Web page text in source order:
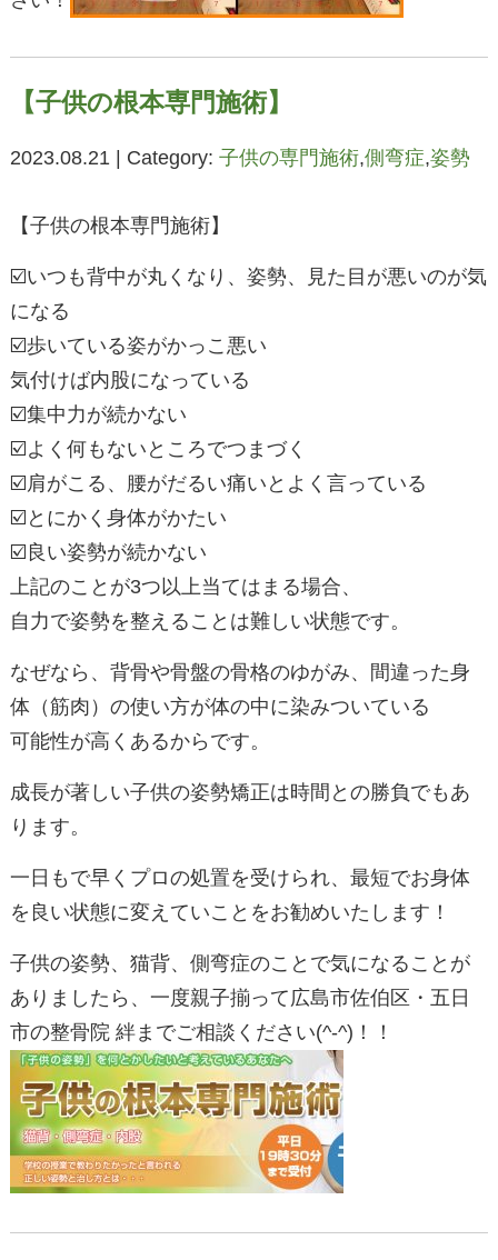
【子供の根本専門施術】
2023.08.21 | Category: 子供の専門施術,側弯症,姿勢
【子供の根本専門施術】
☑️いつも背中が丸くなり、姿勢、見た目が悪いのが気
になる
☑️歩いている姿がかっこ悪い
気付けば内股になっている
☑️集中力が続かない
☑️よく何もないところでつまづく
☑️肩がこる、腰がだるい痛いとよく言っている
☑️とにかく身体がかたい
☑️良い姿勢が続かない
上記のことが3つ以上当てはまる場合、
自力で姿勢を整えることは難しい状態です。
なぜなら、背骨や骨盤の骨格のゆがみ、間違った身
体（筋肉）の使い方が体の中に染みついている
可能性が高くあるからです。
成長が著しい子供の姿勢矯正は時間との勝負でもあ
ります。
一日もで早くプロの処置を受けられ、最短でお身体
を良い状態に変えていことをお勧めいたします！
子供の姿勢、猫背、側弯症のことで気になることが
ありましたら、一度親子揃って広島市佐伯区・五日
市の整骨院 絆までご相談ください(^-^)！！